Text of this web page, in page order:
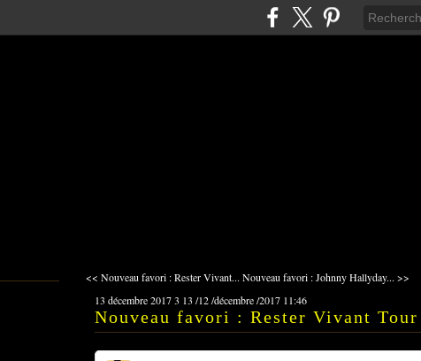
<< Nouveau favori : Rester Vivant... Nouveau favori : Johnny Hallyday... >>
13 décembre 20173 13 /12/décembre/2017 11:46
Nouveau favori : Rester Vivant